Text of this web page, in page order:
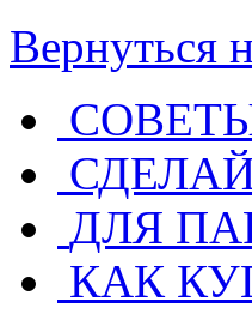
Вернуться
ДЛЯ
КАК